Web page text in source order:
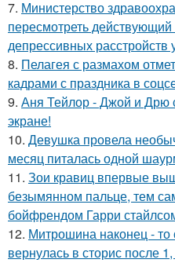
7. Министерство
пересмотреть
депрессивных расстройств
8. Пелагея с размахом
кадрами с праздника в
9. Аня Тейлор - Джой и Дрю
экране!
10. Девушка провела
месяц питалась одной
11. Зои кравиц впервые
безымянном пальце, тем
бойфрендом Гарри
12. Митрошина наконец - то
вернулась в сторис после